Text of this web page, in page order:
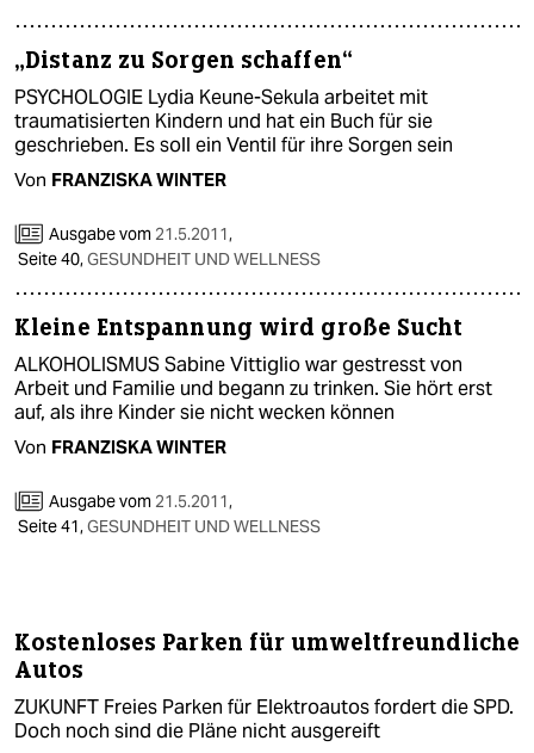
genossenschaft
epaper login
„Distanz zu Sorgen schaffen“
PSYCHOLOGIE Lydia Keune-Sekula arbeitet mit
traumatisierten Kindern und hat ein Buch für sie
geschrieben. Es soll ein Ventil für ihre Sorgen sein
Von FRANZISKA WINTER
Ausgabe vom 21.5.2011,
Seite 40,GESUNDHEIT UND WELLNESS
Kleine Entspannung wird große Sucht
ALKOHOLISMUS Sabine Vittiglio war gestresst von
Arbeit und Familie und begann zu trinken. Sie hört erst
auf, als ihre Kinder sie nicht wecken können
Von FRANZISKA WINTER
Ausgabe vom 21.5.2011,
Seite 41,GESUNDHEIT UND WELLNESS
Kostenloses Parken für umweltfreundliche
Autos
ZUKUNFT Freies Parken für Elektroautos fordert die SPD.
Doch noch sind die Pläne nicht ausgereift